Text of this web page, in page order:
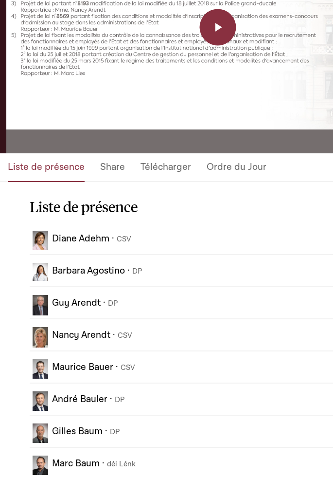
Play
Video
Liste de présence Share Télécharger Ordre du Jour
Liste de présence
Diane Adehm · CSV
Barbara Agostino · DP
Guy Arendt · DP
Nancy Arendt · CSV
Maurice Bauer · CSV
André Bauler · DP
Gilles Baum · DP
Marc Baum · déi Lénk